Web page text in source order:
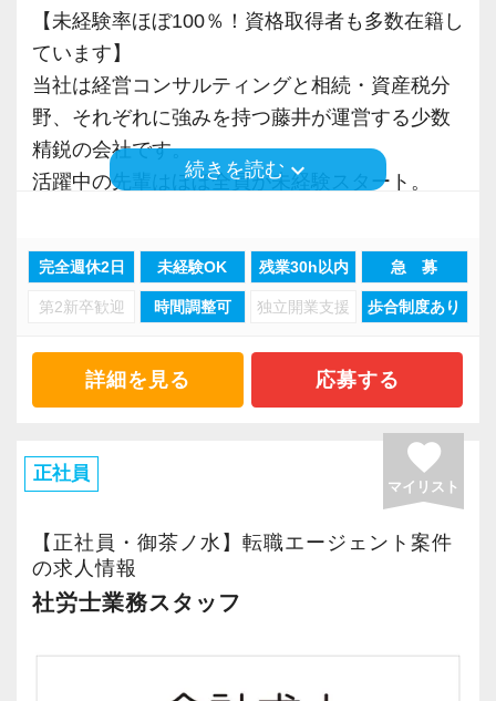
【eラーニング・OJTなど手厚い研修体制】
当社では、オンラインで基礎を学べるeラーニン
グ体制を完備しています。
未経験からでも自分の成長スピードに合わせて
学習できる環境です。
また、実務もOJT形式で少しずつ教えていくの
【未経験ならではの”吸収力”が強みになります】
この業界や仕事に先入観がなく、何でも素直に
その武器を存分に発揮していただきたいと考え
ているため、当社は未経験を積極的に採用して
います。
「本当に何も知らないけどいいのかな…」と、
この業界への応募を迷っている方はどうぞお気
軽にご応募ください。
プなど全面的にサポートいたします。
【未経験率ほぼ100％！資格取得者も多数在籍し
ています】
当社は経営コンサルティングと相続・資産税分
野、それぞれに強みを持つ藤井が運営する少数
精鋭の会社です。
活躍中の先輩はほぼ全員が未経験スタート。
私たちはお客様のニーズに寄り添った、高付加
2012年の設立以来、着実に実績と評価を高めて
おかげさまでお客様からのご紹介も増え、多種
多様な業種の顧問先を続々と拡大しています。
現在支援している120件ほどの法人クライアント
は、30代の若い伸び盛りの経営者が多いのが特
【飲食・医療を中心に多彩な業界をサポート】
続きを読む keyboard_arrow_down
完全週休2日 未経験OK 残業30h以内 急 募
第2新卒歓迎 時間調整可 独立開業支援 歩合制度あり
詳細を見る 応募する
正社員 favorite
マイリスト
【正社員・御茶ノ水】転職エージェント案件
の求人情報
社労士業務スタッフ